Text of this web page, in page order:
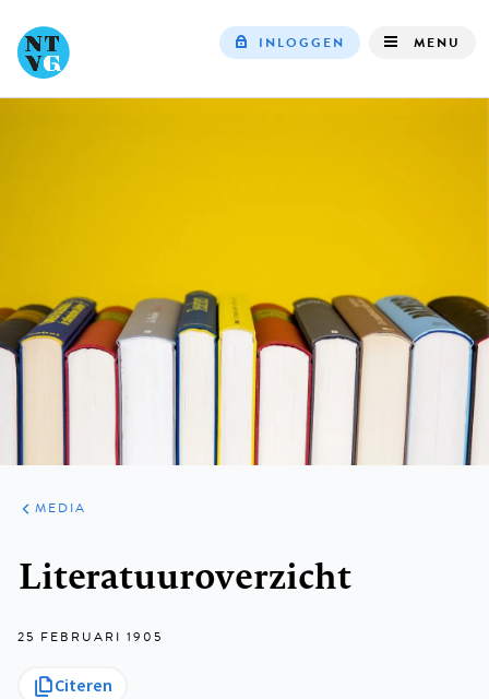
INLOGGEN MENU
ARTIKELEN
VARIA
MEDIA
Literatuuroverzicht
25 FEBRUARI 1905
Citeren